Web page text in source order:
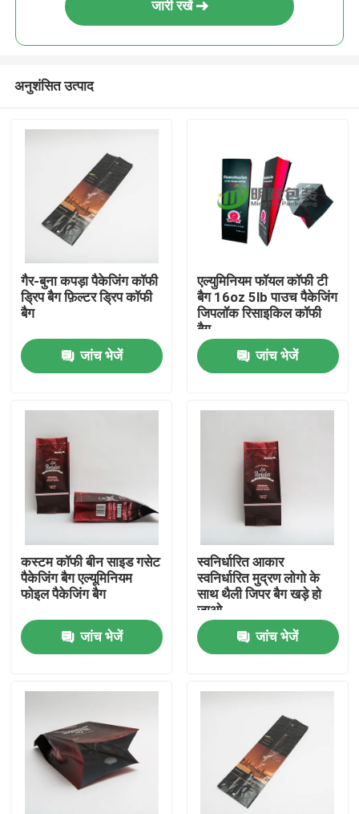
हमारे बारे में
फैक्टरी यात्रा
गुणवत्ता नियंत्रण
हमसे संपर्क करें
समाचार
खाद्य पैकेजिंग बैग
जारी रखें
अनुशंसित उत्पाद
गैर-बुना कपड़ा पैकेजिंग कॉफी
ड्रिप बैग फ़िल्टर ड्रिप कॉफी
बैग
जांच भेजें
एल्युमिनियम फॉयल कॉफी टी
बैग 16oz 5lb पाउच पैकेजिंग
जिपलॉक रिसाइकिल कॉफी
बैग
जांच भेजें
कस्टम कॉफी बीन साइड गसेट
पैकेजिंग बैग एल्यूमिनियम
फोइल पैकेजिंग बैग
जांच भेजें
स्वनिर्धारित आकार
स्वनिर्धारित मुद्रण लोगो के
साथ थैली जिपर बैग खड़े हो
जाओ
जांच भेजें